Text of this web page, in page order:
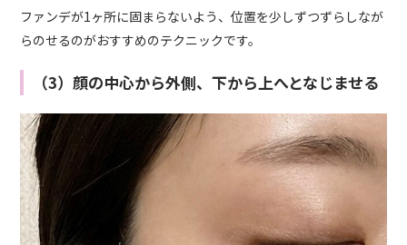
ファンデが1ヶ所に固まらないよう、位置を少しずつずらしなが
らのせるのがおすすめのテクニックです。
（3）顔の中心から外側、下から上へとなじませる